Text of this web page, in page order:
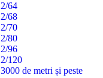
2/64
2/68
2/70
2/80
2/96
2/120
3000 de metri și peste